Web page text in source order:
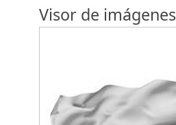
Visor de imágenes